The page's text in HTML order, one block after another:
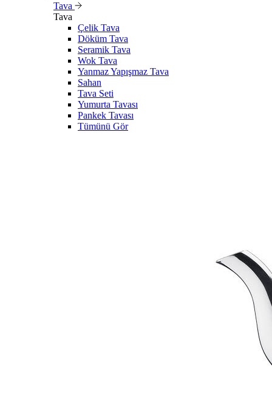
Tava
Tava
Çelik Tava
Döküm Tava
Seramik Tava
Wok Tava
Yanmaz Yapışmaz Tava
Sahan
Tava Seti
Yumurta Tavası
Pankek Tavası
Tümünü Gör